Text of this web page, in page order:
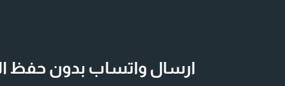
ارسال واتساب بدون حفظ